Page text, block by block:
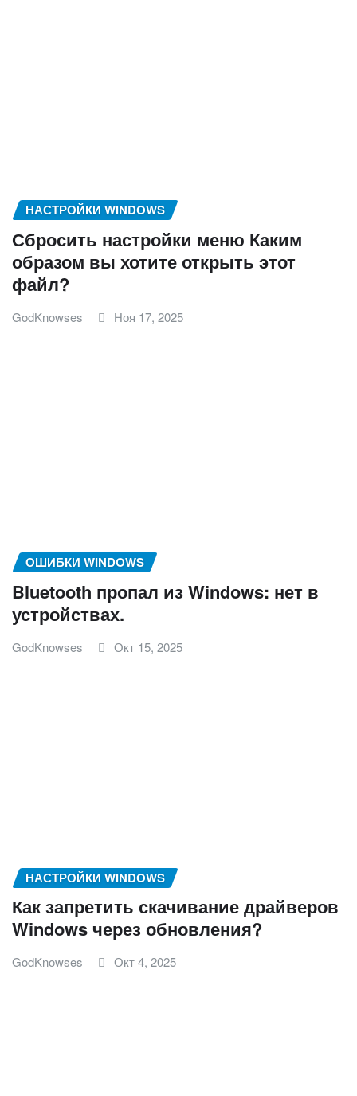
НАСТРОЙКИ WINDOWS
Сбросить настройки меню Каким
образом вы хотите открыть этот
файл?
GodKnowses Ноя 17, 2025
ОШИБКИ WINDOWS
Bluetooth пропал из Windows: нет в
устройствах.
GodKnowses Окт 15, 2025
НАСТРОЙКИ WINDOWS
Как запретить скачивание драйверов
Windows через обновления?
GodKnowses Окт 4, 2025